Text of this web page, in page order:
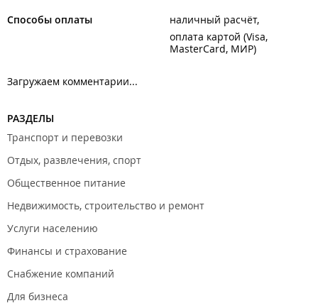
Способы оплаты
наличный расчёт
оплата картой (Visa,
MasterCard, МИР)
Загружаем комментарии...
РАЗДЕЛЫ
Транспорт и перевозки
Отдых, развлечения, спорт
Общественное питание
Недвижимость, строительство и ремонт
Услуги населению
Финансы и страхование
Снабжение компаний
Для бизнеса